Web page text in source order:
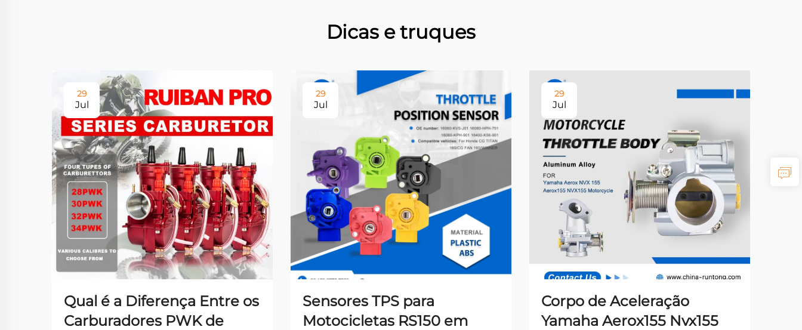
Dicas e truques
29
Jul
Qual é a Diferença Entre os
Carburadores PWK de
29
Jul
Sensores TPS para
Motocicletas RS150 em
29
Jul
Corpo de Aceleração
Yamaha Aerox155 Nvx155